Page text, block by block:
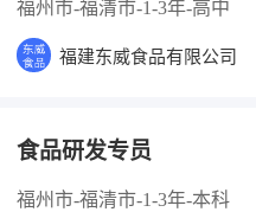
福州市-福清市-1-3年-高中
福建东威食品有限公司
食品研发专员
福州市-福清市-1-3年-本科